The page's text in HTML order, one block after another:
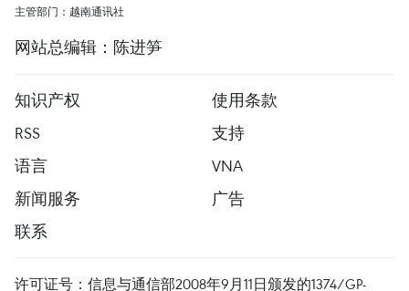
主管部门：越南通讯社
网站总编辑：陈进笋
知识产权
使用条款
RSS
支持
语言
VNA
新闻服务
广告
联系
许可证号：信息与通信部2008年9月11日颁发的1374/GP-